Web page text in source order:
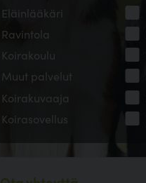
Eläinlääkäri
Ravintola
Koirakoulu
Muut palvelut
Koirakuvaaja
Koirasovellus